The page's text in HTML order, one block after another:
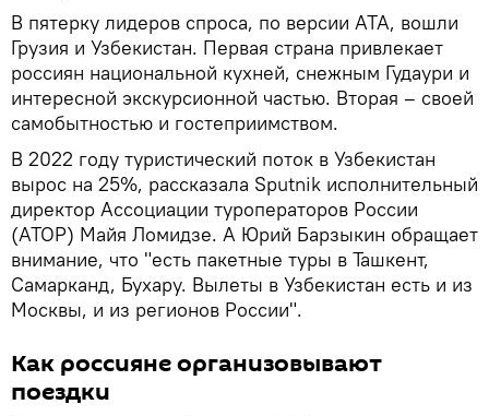
В пятерку лидеров спроса, по версии АТА, вошли
Грузия и Узбекистан. Первая страна привлекает
россиян национальной кухней, снежным Гудаури и
интересной экскурсионной частью. Вторая – своей
самобытностью и гостеприимством.
В 2022 году туристический поток в Узбекистан
вырос на 25%, рассказала Sputnik исполнительный
директор Ассоциации туроператоров России
(АТОР) Майя Ломидзе. А Юрий Барзыкин обращает
внимание, что "есть пакетные туры в Ташкент,
Самарканд, Бухару. Вылеты в Узбекистан есть и из
Москвы, и из регионов России".
Как россияне организовывают
поездки